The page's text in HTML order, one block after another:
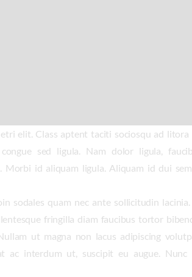
elit. Class aptent taciti sociosqu ad
sed ligula. Nam dolor ligula,
id aliquam ligula. Aliquam id dui
sodales quam nec ante sollicitudin
fringilla diam faucibus tortor
ut magna non lacus adipiscing
ac interdum ut, suscipit eu augue.